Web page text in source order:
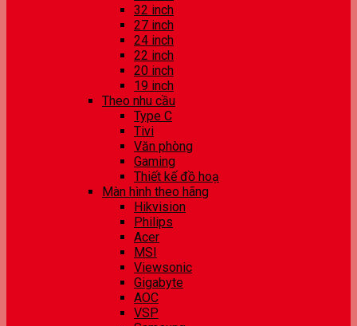
32 inch
27 inch
24 inch
22 inch
20 inch
19 inch
Theo nhu cầu
Type C
Tivi
Văn phòng
Gaming
Thiết kế đồ hoạ
Màn hình theo hãng
Hikvision
Philips
Acer
MSI
Viewsonic
Gigabyte
AOC
VSP